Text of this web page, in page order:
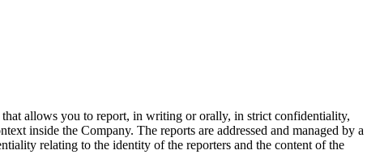
allows you to report, in writing or orally, in strict confidentiality,
inside the Company. The reports are addressed and managed by a
relating to the identity of the reporters and the content of the